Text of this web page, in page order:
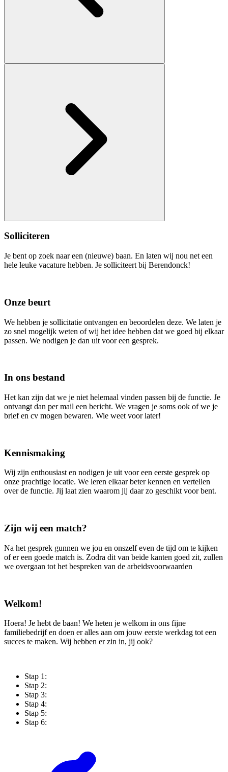
Solliciteren
Je bent op zoek naar een (nieuwe) baan. En laten wij nou net een
hele leuke vacature hebben. Je solliciteert bij Berendonck!
Onze beurt
We hebben je sollicitatie ontvangen en beoordelen deze. We laten je
zo snel mogelijk weten of wij het idee hebben dat we goed bij elkaar
passen. We nodigen je dan uit voor een gesprek.
In ons bestand
Het kan zijn dat we je niet helemaal vinden passen bij de functie. Je
ontvangt dan per mail een bericht. We vragen je soms ook of we je
brief en cv mogen bewaren. Wie weet voor later!
Kennismaking
Wij zijn enthousiast en nodigen je uit voor een eerste gesprek op
onze prachtige locatie. We leren elkaar beter kennen en vertellen
over de functie. Jij laat zien waarom jij daar zo geschikt voor bent.
Zijn wij een match?
Na het gesprek gunnen we jou en onszelf even de tijd om te kijken
of er een goede match is. Zodra dit van beide kanten goed zit, zullen
we overgaan tot het bespreken van de arbeidsvoorwaarden
Welkom!
Hoera! Je hebt de baan! We heten je welkom in ons fijne
familiebedrijf en doen er alles aan om jouw eerste werkdag tot een
succes te maken. Wij hebben er zin in, jij ook?
Stap 1:
Stap 2:
Stap 3:
Stap 4:
Stap 5:
Stap 6: